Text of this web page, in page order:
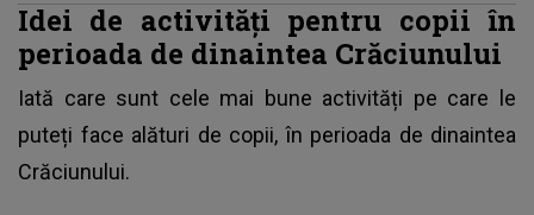
Idei de activități pentru copii în
perioada de dinaintea Crăciunului
Iată care sunt cele mai bune activități pe care le
puteți face alături de copii, în perioada de dinaintea
Crăciunului.